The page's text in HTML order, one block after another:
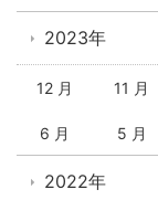
2023年
12 月 11 月
6 月 5 月
2022年